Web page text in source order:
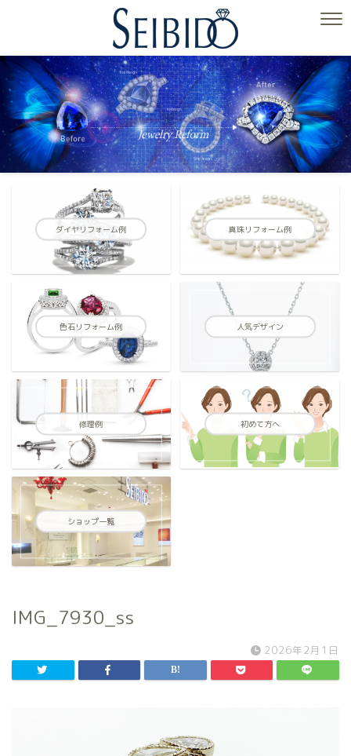
ダイヤリフォーム例 真珠リフォーム例
色石リフォーム例 人気デザイン
修理例 初めて方へ
ショップ一覧
IMG_7930_ss
2026年2月1日